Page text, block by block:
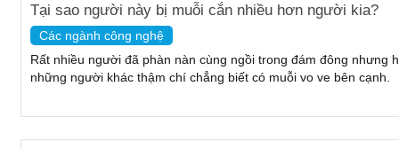
Tại sao người này bị muỗi cắn nhiều hơn người kia?
Các ngành công nghệ
Rất nhiều người đã phàn nàn cùng ngồi trong đám đông nhưng
những người khác thậm chí chẳng biết có muỗi vo ve bên cạnh.